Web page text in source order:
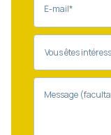
E-mail*
Message